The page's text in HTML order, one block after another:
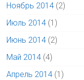
Ноябрь 2014 (2)
Июль 2014 (1)
Июнь 2014 (2)
Май 2014 (4)
Апрель 2014 (1)